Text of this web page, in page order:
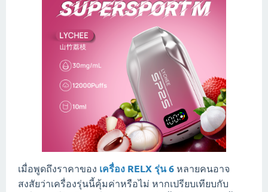
เมื่อพูดถึงราคาของ เครื่อง RELX รุ่น 6 หลายคนอาจ
สงสัยว่าเครื่องรุ่นนี้คุ้มค่าหรือไม่ หากเปรียบเทียบกับ